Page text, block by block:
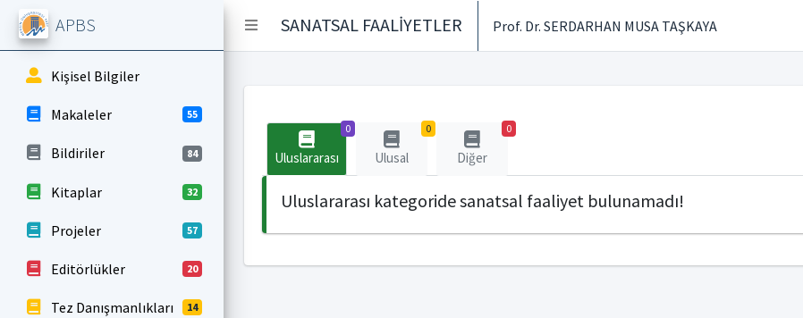
SANATSAL FAALİYETLER Prof. Dr. SERDARHAN MUSA TAŞKAYA
APBS
Kişisel Bilgiler
Makaleler 55
Bildiriler 84
Kitaplar 32
Projeler 57
Editörlükler 20
Tez Danışmanlıkları 14
0
Uluslararası
0
Ulusal
0
Diğer
Uluslararası kategoride sanatsal faaliyet bulunamadı!